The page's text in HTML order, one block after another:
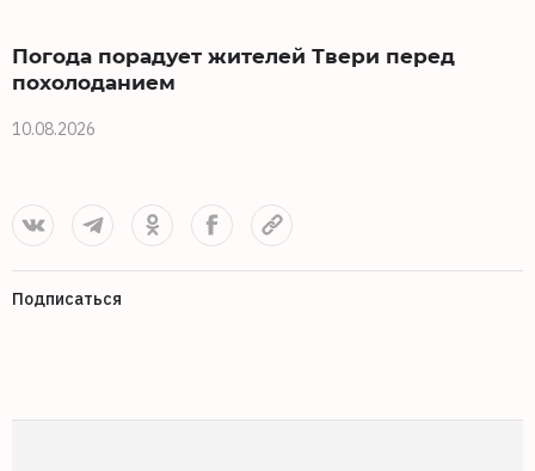
Погода порадует жителей Твери перед
похолоданием
10.08.2026
Подписаться